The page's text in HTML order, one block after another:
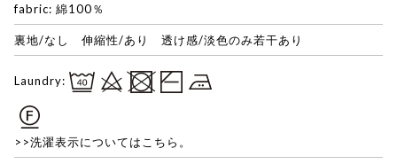
fabric: 綿100％
裏地/なし 伸縮性/あり 透け感/淡色のみ若干あり
Laundry:
>>洗濯表示についてはこちら。